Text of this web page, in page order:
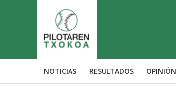
NOTICIAS RESULTADOS OPINIÓN